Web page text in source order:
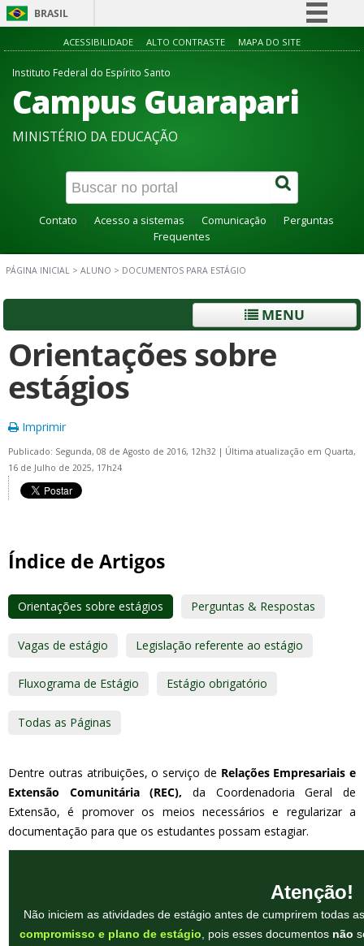
BRASIL
Simplifique!
Acesso à informação
Canais
ACESSIBILIDADE ALTO CONTRASTE MAPA DO SITE
Instituto Federal do Espírito Santo
Campus Guarapari
MINISTÉRIO DA EDUCAÇÃO
Contato Acesso a sistemas Comunicação
Perguntas
Frequentes
PÁGINA INICIAL > ALUNO > DOCUMENTOS PARA ESTÁGIO
MENU
Orientações sobre
estágios
Imprimir
Publicado: Segunda, 08 de Agosto de 2016, 12h32 | Última atualização em Quarta,
16 de Julho de 2025, 17h24
Índice de Artigos
Orientações sobre estágios Perguntas & Respostas
Vagas de estágio Legislação referente ao estágio
Fluxograma de Estágio Estágio obrigatório
Todas as Páginas
Dentre outras atribuições, o serviço de Relações Empresariais e
Extensão Comunitária (REC), da Coordenadoria Geral de
Extensão,é promover os meios necessários e regularizar a
documentação para que os estudantes possam estagiar.
Atenção!
Não iniciem as atividades de estágio antes de cumprirem todas
compromisso e plano de estágio, pois esses documentos não